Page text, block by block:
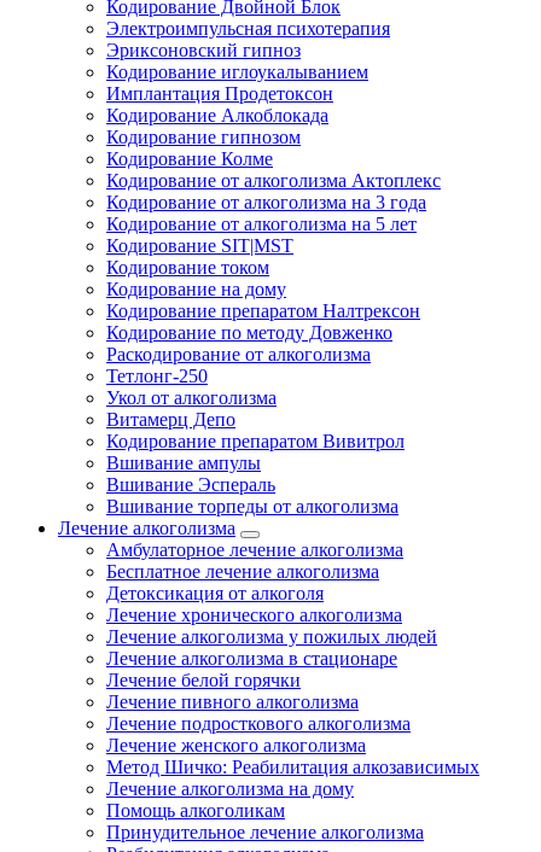
Кодирование Двойной Блок
Электроимпульсная психотерапия
Эриксоновский гипноз
Кодирование иглоукалыванием
Имплантация Продетоксон
Кодирование Алкоблокада
Кодирование гипнозом
Кодирование Колме
Кодирование от алкоголизма Актоплекс
Кодирование от алкоголизма на 3 года
Кодирование от алкоголизма на 5 лет
Кодирование SIT|MST
Кодирование током
Кодирование на дому
Кодирование препаратом Налтрексон
Кодирование по методу Довженко
Раскодирование от алкоголизма
Тетлонг-250
Укол от алкоголизма
Витамерц Депо
Кодирование препаратом Вивитрол
Вшивание ампулы
Вшивание Эспераль
Вшивание торпеды от алкоголизма
Лечение алкоголизма
Амбулаторное лечение алкоголизма
Бесплатное лечение алкоголизма
Детоксикация от алкоголя
Лечение хронического алкоголизма
Лечение алкоголизма у пожилых людей
Лечение алкоголизма в стационаре
Лечение белой горячки
Лечение пивного алкоголизма
Лечение подросткового алкоголизма
Лечение женского алкоголизма
Метод Шичко: Реабилитация алкозависимых
Лечение алкоголизма на дому
Помощь алкоголикам
Принудительное лечение алкоголизма